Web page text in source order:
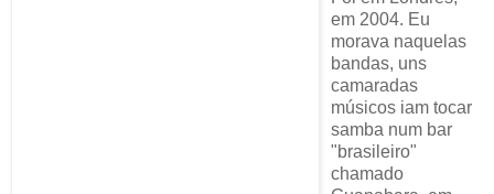
em 2004. Eu
morava naquelas
bandas, uns
camaradas
músicos iam tocar
samba num bar
"brasileiro"
chamado